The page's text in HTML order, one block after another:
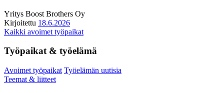
Yritys Boost Brothers Oy
Kirjoitettu 18.6.2026
Kaikki avoimet työpaikat
Työpaikat & työelämä
Avoimet työpaikat Työelämän uutisia
Teemat & liitteet